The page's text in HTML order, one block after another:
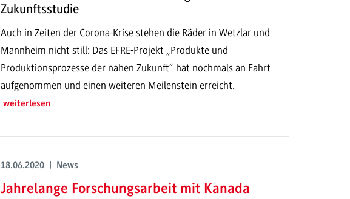
Zukunftsstudie
Auch in Zeiten der Corona-Krise stehen die Räder in Wetzlar und
Mannheim nicht still: Das EFRE-Projekt „Produkte und
Produktionsprozesse der nahen Zukunft“ hat nochmals an Fahrt
aufgenommen und einen weiteren Meilenstein erreicht.
weiterlesen
18.06.2020 | News
Jahrelange Forschungsarbeit mit Kanada